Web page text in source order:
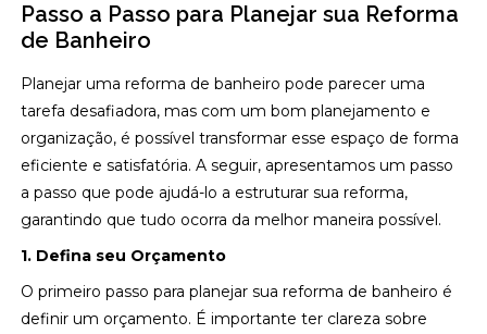
Passo a Passo para Planejar sua Reforma
de Banheiro
Planejar uma reforma de banheiro pode parecer uma
tarefa desafiadora, mas com um bom planejamento e
organização, é possível transformar esse espaço de forma
eficiente e satisfatória. A seguir, apresentamos um passo
a passo que pode ajudá-lo a estruturar sua reforma,
garantindo que tudo ocorra da melhor maneira possível.
1. Defina seu Orçamento
O primeiro passo para planejar sua reforma de banheiro é
definir um orçamento. É importante ter clareza sobre